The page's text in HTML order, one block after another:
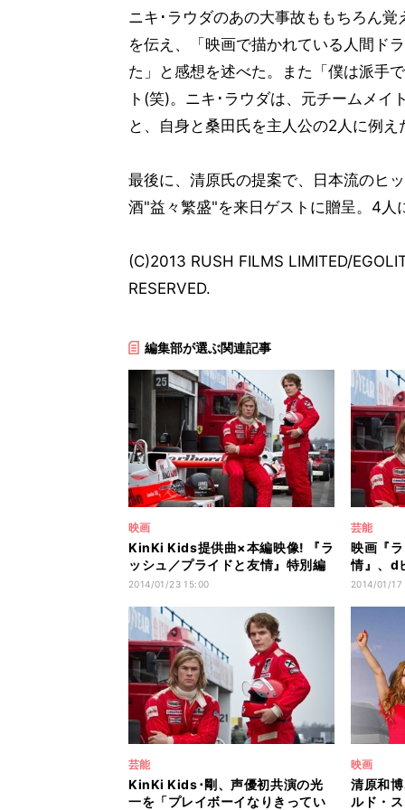
ニキ･ラウダのあの大事故ももちろん覚
を伝え、「映画で描かれている人間ド
た」と感想を述べた。また「僕は派手
ト(笑)。ニキ･ラウダは、元チームメ
と、自身と桑田氏を主人公の2人に例え
最後に、清原氏の提案で、日本流のヒ
酒"益々繁盛"を来日ゲストに贈呈。4人
(C)2013 RUSH FILMS LIMITED/
RESERVED.
編集部が選ぶ関連記事
映画
KinKi Kids提供曲×本編映像! 『ラ
ッシュ／プライドと友情』特別編
集版上映
2014/01/23 15:00
芸能
映画『
情』、d
実施!
2014/01/17
芸能
KinKi Kids･剛、声優初共演の光
一を「プレイボーイなりきってい
映画
清原和
ルド・